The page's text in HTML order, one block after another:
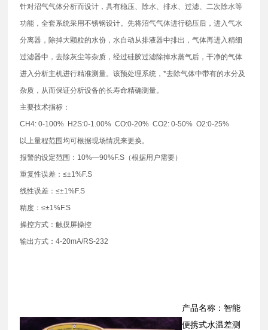
针对沼气气体分析而设计，具有稳压、除水、排水、过滤、二次除水等
功能，全套系统采用不锈钢设计。先将沼气气体进行稳压后，进入气水
分离器，除掉大颗粒的水份，水自动从排液器中排出，气体再进入精细
过滤器中，去除灰尘等杂质，经过硅胶过滤除掉水蒸气后，干净的气体
进入分析主机进行精准测量。该预处理系统，*去除气体中带有的水分及
杂质，从而保证分析设备的长寿命精确测量。
主要技术指标：
CH4: 0-100% H2S:0-1.00% CO:0-20% CO2: 0-50% O2:0-25%
以上量程范围均可根据现场情况来更换。
报警的设定范围：10%—90%F.S（根据用户需要）
重复性误差：≤±1%F.S
线性误差：≤±1%F.S
精度：≤±1%F.S
操控方式：触摸屏操控
输出方式：4-20mA/RS-232
产品名称：智能
便携式水温差测